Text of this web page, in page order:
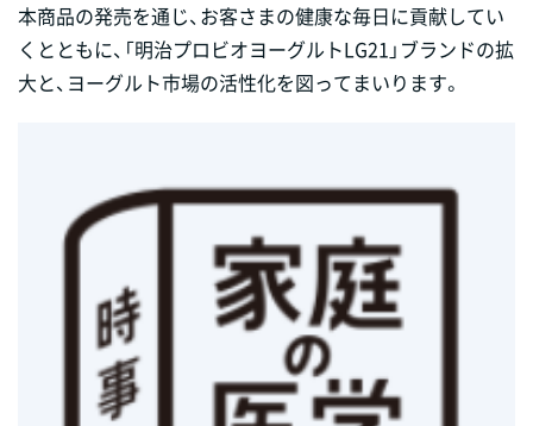
本商品の発売を通じ、お客さまの健康な毎日に貢献してい
くとともに、「明治プロビオヨーグルトLG21」ブランドの拡
大と、ヨーグルト市場の活性化を図ってまいります。